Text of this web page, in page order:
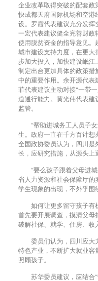
企业改革取得突破的配套政
快成都天府国际机场和空港
设。罗霞代表建议充分发挥
一宏代表建议健全完善财政
使用脱贫资金的指导意见。
城市建设支持力度，在更大
步加大投入，加快建设岷
制定出台更加具体的政策措
中的重要作用。余开源代表
菲代表建议主动对接“一带
道通行能力。黄光伟代表建
监管。
“帮助进城务工人员子
生。政府一直在千方百计想
全国政协委员认为，四川
长，应研究措施，从源头上
“要么孩子跟着父母进
省人力资源和社会保障厅
学生现象的出现，不外乎围
如何让更多留守孩子有
首先要开展调查，摸清父
破解社保、就学、住房、收
委员们认为，四川应大
特色产业，不断扩大就业
照顾孩子。
苏华委员建议，应结合